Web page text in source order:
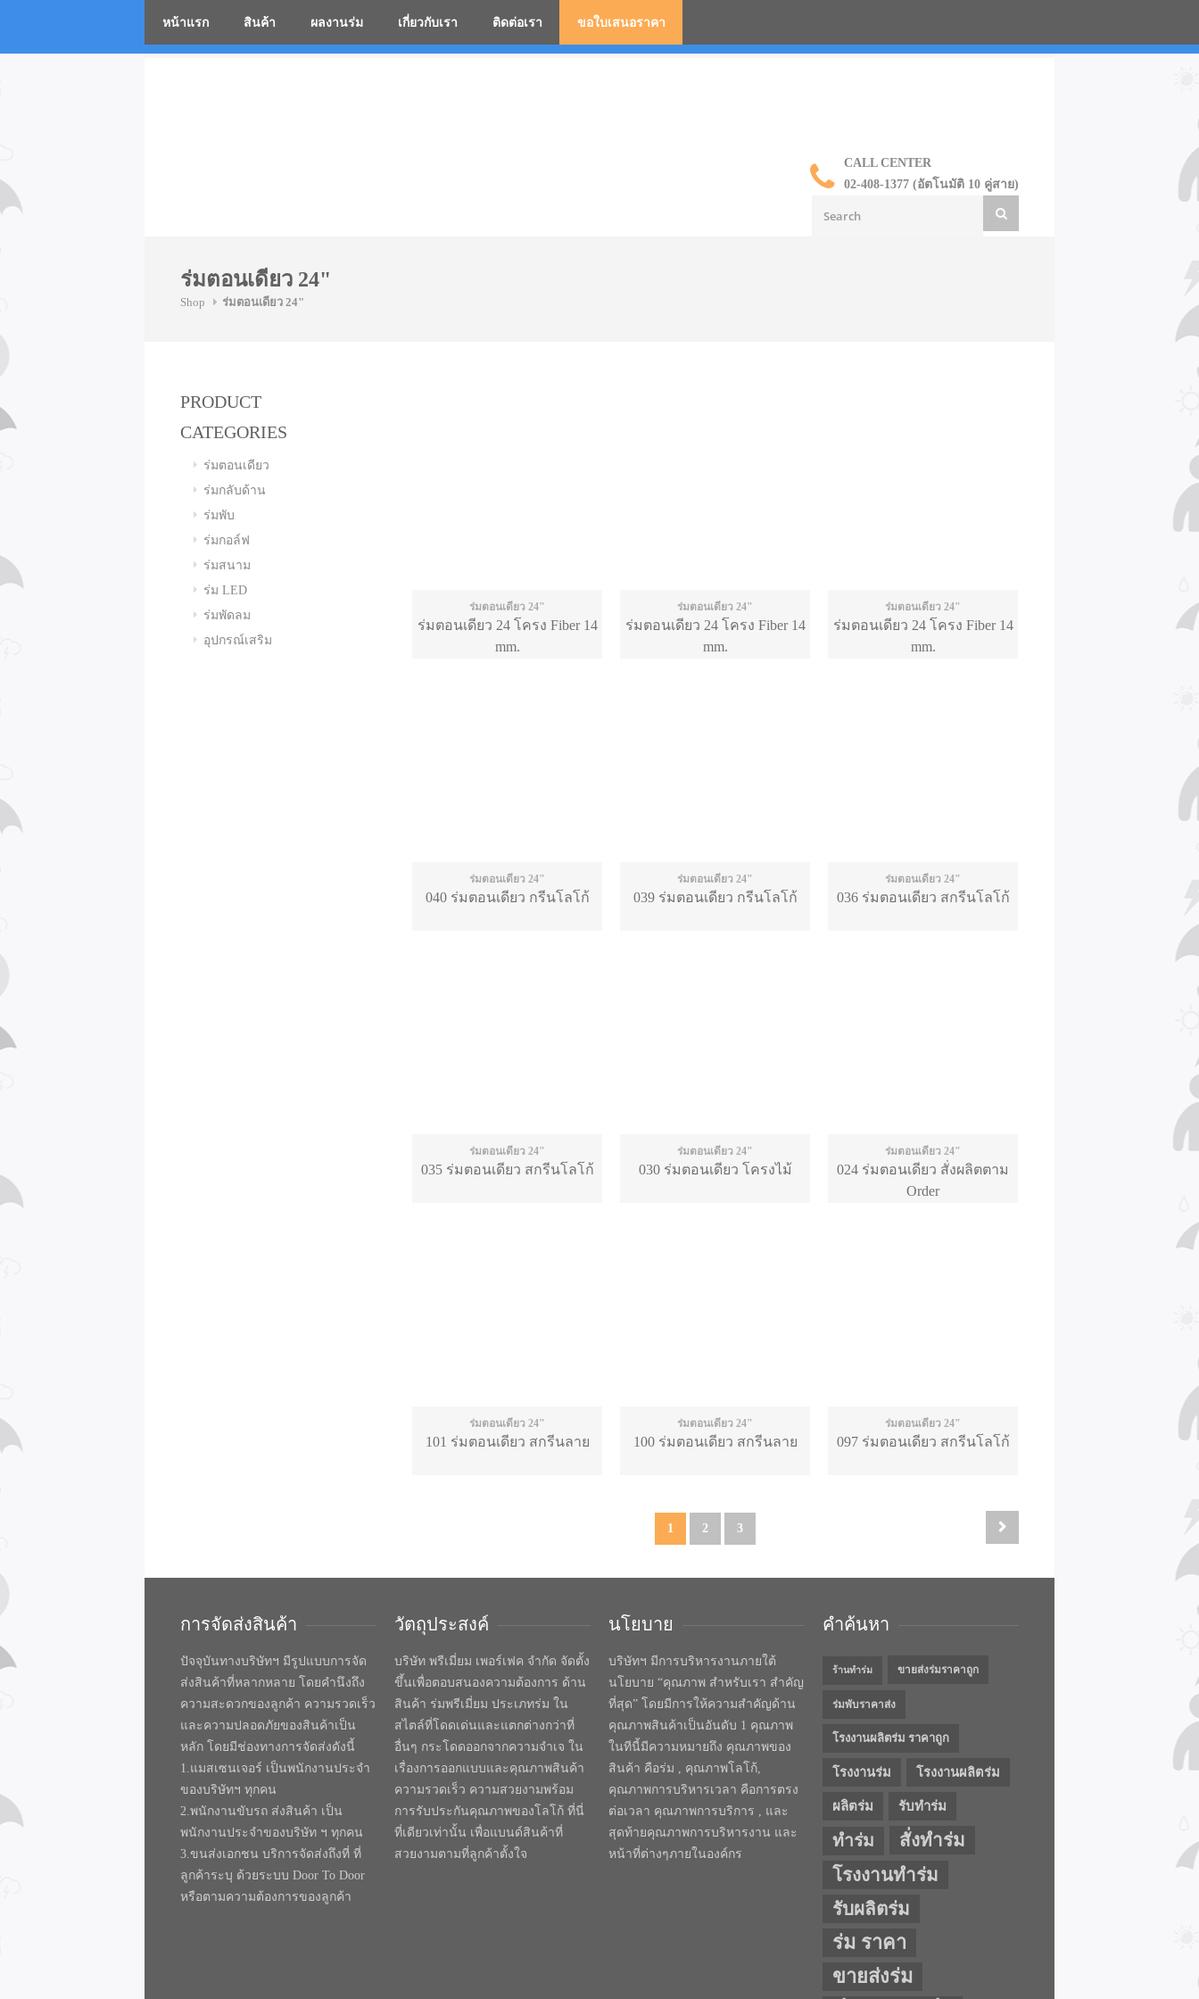
CALL CENTER
02-408-1377 (อัตโนมัติ 10 คู่สาย)
หน้าแรก สินค้า ผลงานร่ม เกี่ยวกับเรา ติดต่อเรา ขอใบเสนอราคา
ร่มตอนเดียว 24"
Shop ร่มตอนเดียว 24"
PRODUCT
CATEGORIES
ร่มตอนเดียว
ร่มกลับด้าน
ร่มพับ
ร่มกอล์ฟ
ร่มสนาม
ร่ม LED
ร่มพัดลม
อุปกรณ์เสริม
ร่มตอนเดียว 24"
ร่มตอนเดียว 24 โครง Fiber 14
mm.
ร่มตอนเดียว 24"
ร่มตอนเดียว 24 โครง Fiber 14
mm.
ร่มตอนเดียว 24"
ร่มตอนเดียว 24 โครง Fiber 14
mm.
ร่มตอนเดียว 24"
040 ร่มตอนเดียว กรีนโลโก้
ร่มตอนเดียว 24"
039 ร่มตอนเดียว กรีนโลโก้
ร่มตอนเดียว 24"
036 ร่มตอนเดียว สกรีนโลโก้
ร่มตอนเดียว 24"
035 ร่มตอนเดียว สกรีนโลโก้
ร่มตอนเดียว 24"
030 ร่มตอนเดียว โครงไม้
ร่มตอนเดียว 24"
024 ร่มตอนเดียว สั่งผลิตตาม
Order
ร่มตอนเดียว 24"
101 ร่มตอนเดียว สกรีนลาย
ร่มตอนเดียว 24"
100 ร่มตอนเดียว สกรีนลาย
ร่มตอนเดียว 24"
097 ร่มตอนเดียว สกรีนโลโก้
1 2 3
การจัดส่งสินค้า
ปัจจุบันทางบริษัทฯ มีรูปแบบการจัด
ส่งสินค้าที่หลากหลาย โดยคำนึงถึง
ความสะดวกของลูกค้า ความรวดเร็ว
และความปลอดภัยของสินค้าเป็น
หลัก โดยมีช่องทางการจัดส่งดังนี้
1.แมสเซนเจอร์ เป็นพนักงานประจำ
ของบริษัทฯ ทุกคน
2.พนักงานขับรถ ส่งสินค้า เป็น
พนักงานประจำของบริษัท ฯ ทุกคน
3.ขนส่งเอกชน บริการจัดส่งถึงที่ ที่
ลูกค้าระบุ ด้วยระบบ Door To Door
หรือตามความต้องการของลูกค้า
วัตถุประสงค์
บริษัท พรีเมี่ยม เพอร์เฟค จำกัด จัดตั้ง
ขึ้นเพื่อตอบสนองความต้องการ ด้าน
สินค้า ร่มพรีเมี่ยม ประเภทร่ม ใน
สไตล์ที่โดดเด่นและแตกต่างกว่าที่
อื่นๆ กระโดดออกจากความจำเจ ใน
เรื่องการออกแบบและคุณภาพสินค้า
ความรวดเร็ว ความสวยงามพร้อม
การรับประกันคุณภาพของโลโก้ ที่นี่
ที่เดียวเท่านั้น เพื่อแบนด์สินค้าที่
สวยงามตามที่ลูกค้าตั้งใจ
นโยบาย
บริษัทฯ มีการบริหารงานภายใต้
นโยบาย “คุณภาพ สำหรับเรา สำคัญ
ที่สุด” โดยมีการให้ความสำคัญด้าน
คุณภาพสินค้าเป็นอันดับ 1 คุณภาพ
ในทีนี้มีความหมายถึง คุณภาพของ
สินค้า คือร่ม , คุณภาพโลโก้,
คุณภาพการบริหารเวลา คือการตรง
ต่อเวลา คุณภาพการบริการ , และ
สุดท้ายคุณภาพการบริหารงาน และ
หน้าที่ต่างๆภายในองค์กร
คำค้นหา
ร้านทำร่ม ขายส่งร่มราคาถูก
ร่มพับราคาส่ง
โรงงานผลิตร่ม ราคาถูก
โรงงานร่ม โรงงานผลิตร่ม
ผลิตร่ม รับทำร่ม
ทำร่ม
สั่งทำร่ม
โรงงานทำร่ม
รับผลิตร่ม
ร่ม ราคา
ขายส่งร่ม
โรงงานร่มสกรีนโลโก้ ร่มพรีเมี่ยม ร่มตอนเดียว ร่มกอล์ฟ ร่มกลับด้าน ราคาส่ง